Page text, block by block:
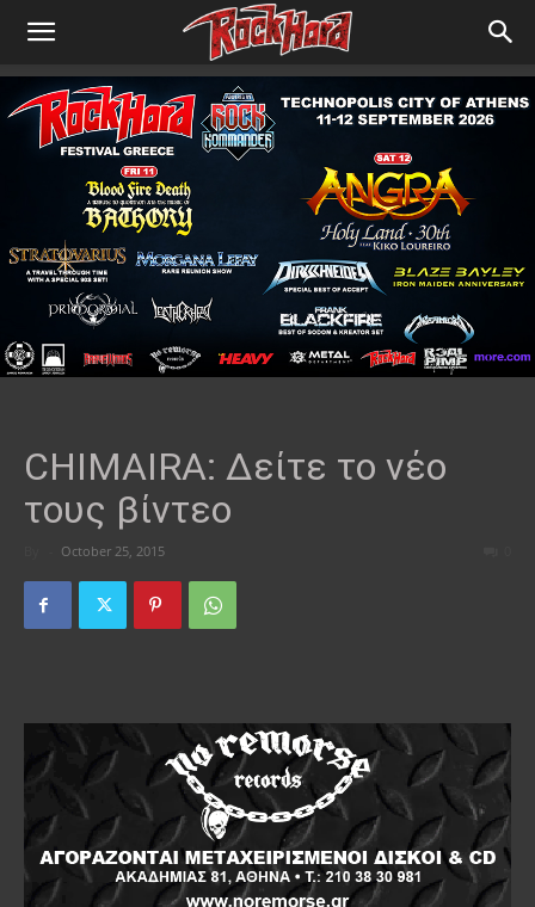
CHIMAIRA: Δείτε το νέο
τους βίντεο
October 25, 2015